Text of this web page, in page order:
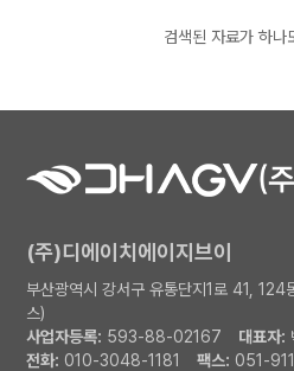
검색된 자료가 하나
(주)디에이치에이지브이
부산광역시 강서구 유통단지1로 41,
스)
사업자등록: 593-88-02167 대표자:
전화: 010-3048-1181 팩스: 051-